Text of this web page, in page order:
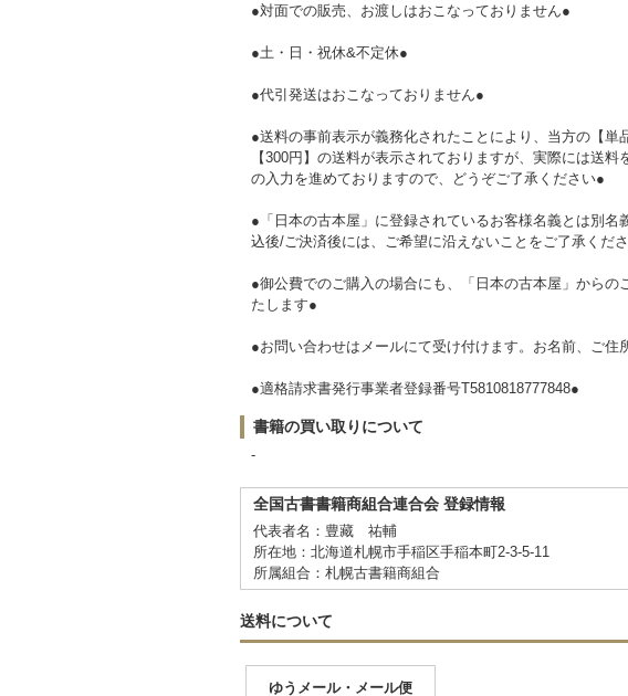
●対面での販売、お渡しはおこなっておりません●
●土・日・祝休&不定休●
●代引発送はおこなっておりません●
●送料の事前表示が義務化されたことにより、当方の【
【300円】の送料が表示されておりますが、実際には送
の入力を進めておりますので、どうぞご了承ください●
●「日本の古本屋」に登録されているお客様名義とは別
込後/ご決済後には、ご希望に沿えないことをご了承くだ
●御公費でのご購入の場合にも、「日本の古本屋」から
たします●
●お問い合わせはメールにて受け付けます。お名前、ご
●適格請求書発行事業者登録番号T5810818777848●
書籍の買い取りについて
-
全国古書書籍商組合連合会 登録情報
代表者名：豊藏 祐輔
所在地：北海道札幌市手稲区手稲本町2-3-5-11
所属組合：札幌古書籍商組合
送料について
ゆうメール・メール便